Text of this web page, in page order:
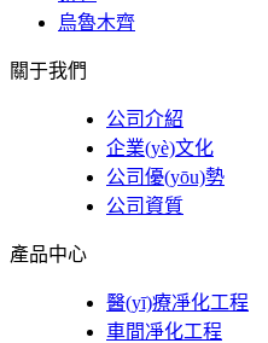
烏魯木齊
關于我們
公司介紹
企業(yè)文化
公司優(yōu)勢
公司資質
產品中心
醫(yī)療凈化工程
車間凈化工程